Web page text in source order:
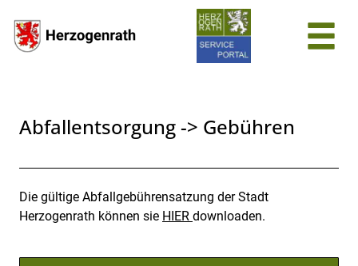
Abfallentsorgung -> Gebühren
Beschreibung
Die gültige Abfallgebührensatzung der Stadt
Herzogenrath können sie HIER downloaden.